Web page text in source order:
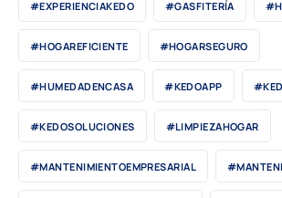
#EXPERIENCIAKEDO #GASFITERÍA
#HOGAREFICIENTE #HOGARSEGURO
#HUMEDADENCASA #KEDOAPP
#KEDOSOLUCIONES #LIMPIEZAHOGAR
#MANTENIMIENTOEMPRESARIAL